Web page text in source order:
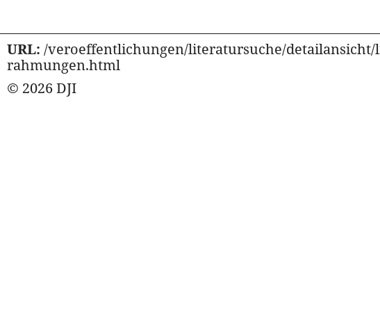
URL: /veroeffentlichungen/literatursuche/
rahmungen.html
© 2026 DJI